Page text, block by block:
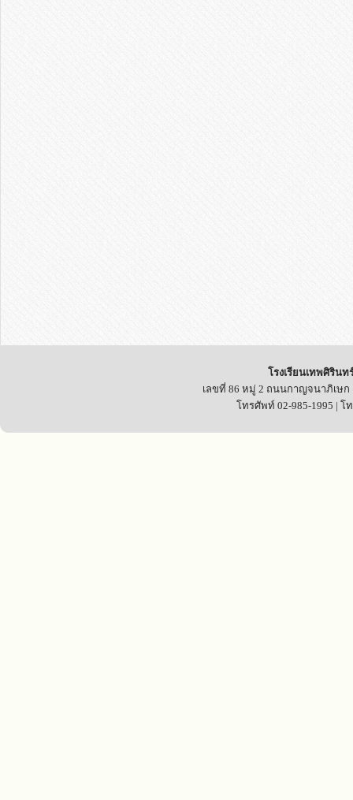
โรงเรียนเทพศิรินท
เลขที่ 86 หมู่ 2 ถนนกาญจนาภิเษก
โทรศัพท์ 02-985-1995 | โ